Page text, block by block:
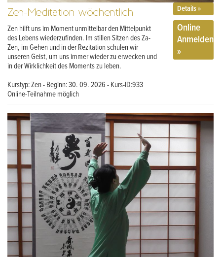
Zen-Meditation wöchentlich
Zen hilft uns im Moment unmittelbar den Mittelpunkt
des Lebens wiederzufinden. Im stillen Sitzen des Za-
Zen, im Gehen und in der Rezitation schulen wir
unseren Geist, um uns immer wieder zu erwecken und
in der Wirklichkeit des Moments zu leben.
Kurstyp: Zen - Beginn: 30. 09. 2026 - Kurs-ID:933
Online-Teilnahme möglich
Details »
Online
Anmelden
»